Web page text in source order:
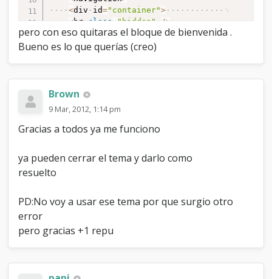
<div id="container">
<hr class "hidden" />
<div id="content">
{ $pm_notice}
{$unreadreports}
{
pero con eso quitaras el bloque de bienvenida .
Bueno es lo que querías (creo)
Brown
9 Mar, 2012, 1:14 pm
Gracias a todos ya me funciono
ya pueden cerrar el tema y darlo como
resuelto
PD:No voy a usar ese tema por que surgio otro
error
pero gracias +1 repu